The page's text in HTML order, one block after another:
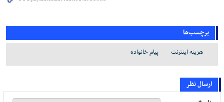
برچسب‌ها
هزینه اینترنت پیام خانواده
ارسال نظر